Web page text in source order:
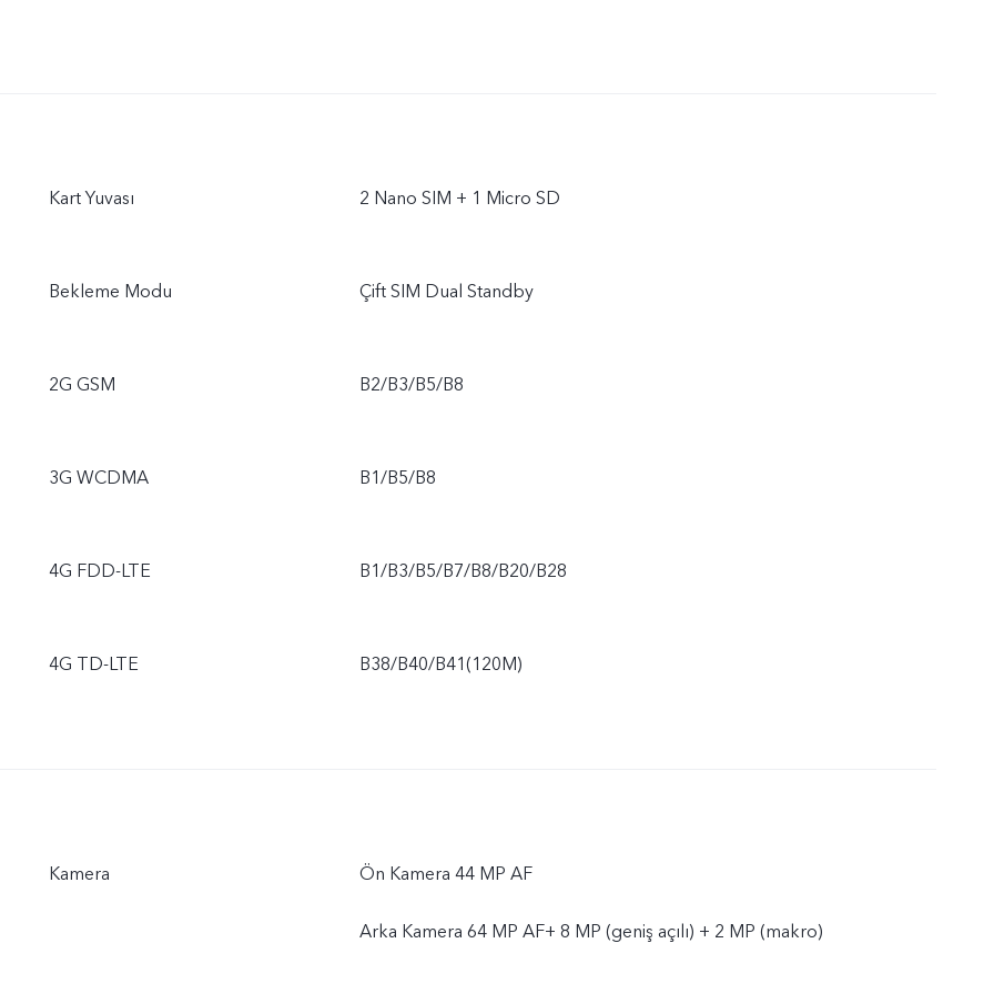
Kart Yuvası 2 Nano SIM + 1 Micro SD
Bekleme Modu Çift SIM Dual Standby
2G GSM B2/B3/B5/B8
3G WCDMA B1/B5/B8
4G FDD-LTE B1/B3/B5/B7/B8/B20/B28
4G TD-LTE B38/B40/B41(120M)
Kamera Ön Kamera 44 MP AF
Arka Kamera 64 MP AF+ 8 MP (geniş açılı) + 2 MP (makro)